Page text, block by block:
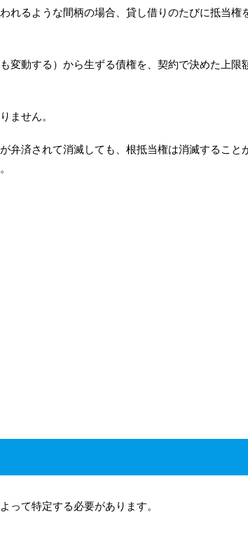
れるような間柄の場合、貸し借りのたびに抵当権
変動する）から生ずる債権を、契約で決めた上限
ません。
弁済されて消滅しても、根抵当権は消滅すること
って特定する必要があります。